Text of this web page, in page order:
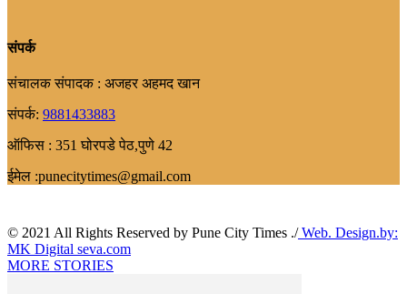
संपर्क
संचालक संपादक : अजहर अहमद खान
संपर्क: 9881433883
ऑफिस : 351 घोरपडे पेठ,पुणे 42
ईमेल :punecitytimes@gmail.com
© 2021 All Rights Reserved by Pune City Times ./Web. Design.by:
MK Digital seva.com
MORE STORIES